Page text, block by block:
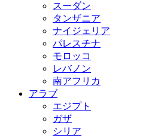
スーダン
タンザニア
ナイジェリア
パレスチナ
モロッコ
レバノン
南アフリカ
アラブ
エジプト
ガザ
シリア